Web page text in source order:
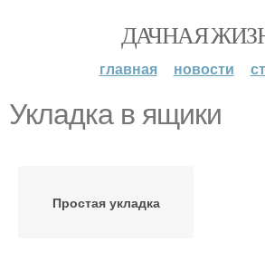
ДАЧНАЯ
главная новости
Укладка в ящики
Простая укладка